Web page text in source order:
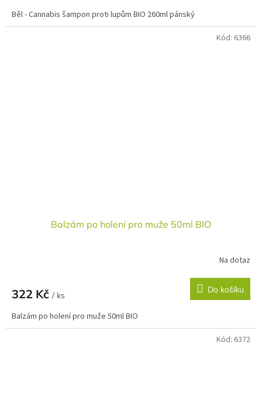
Běl - Cannabis šampon proti lupům BIO 260ml pánský
Balzám po holení pro muže 50ml BIO
Na dotaz
322 Kč / ks
Do košíku
Balzám po holení pro muže 50ml BIO
Kód: 6366
Kód: 6372